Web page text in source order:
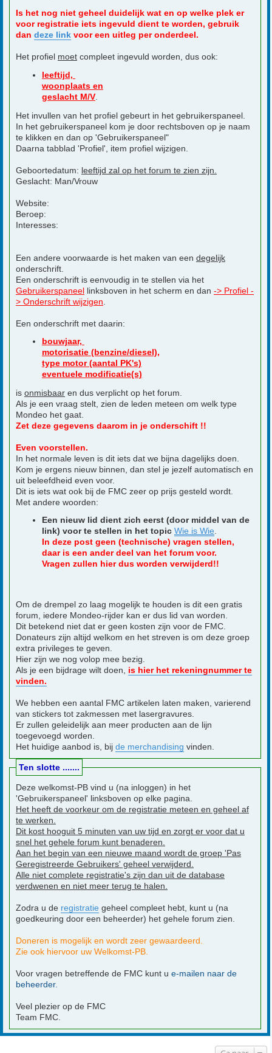
Is het nog niet geheel duidelijk wat en op welke plek er
voor registratie iets ingevuld dient te worden, gebruik
dan deze link voor een uitleg per onderdeel.
Het profiel moet compleet ingevuld worden, dus ook:
leeftijd,
woonplaats en
geslacht M/V.
Het invullen van het profiel gebeurt in het gebruikerspaneel.
In het gebruikerspaneel kom je door rechtsboven op je naam
te klikken en dan op 'Gebruikerspaneel"
Daarna tabblad 'Profiel', item profiel wijzigen.
Geboortedatum: leeftijd zal op het forum te zien zijn.
Geslacht: Man/Vrouw
Website:
Beroep:
Interesses:
Een andere voorwaarde is het maken van een degelijk
onderschrift.
Een onderschrift is eenvoudig in te stellen via het
Gebruikerspaneel linksboven in het scherm en dan -> Profiel -
> Onderschrift wijzigen
Een onderschrift met daarin:
bouwjaar,
motorisatie (benzine/diesel),
type motor (aantal PK's)
eventuele modificatie(s)
is onmisbaar en dus verplicht op het forum.
Als je een vraag stelt, zien de leden meteen om welk type
Mondeo het gaat.
Zet deze gegevens daarom in je onderschift !!
Even voorstellen.
In het normale leven is dit iets dat we bijna dagelijks doen.
Kom je ergens nieuw binnen, dan stel je jezelf automatisch en
uit beleefdheid even voor.
Dit is iets wat ook bij de FMC zeer op prijs gesteld wordt.
Met andere woorden:
Een nieuw lid dient zich eerst (door middel van de
link) voor te stellen in het topic Wie is Wie.
In deze post geen (technische) vragen stellen,
daar is een ander deel van het forum voor.
Vragen zullen hier dus worden verwijderd!!
Om de drempel zo laag mogelijk te houden is dit een gratis
forum, iedere Mondeo-rijder kan er dus lid van worden.
Dit betekend niet dat er geen kosten zijn voor de FMC.
Donateurs zijn altijd welkom en het streven is om deze groep
extra privileges te geven.
Hier zijn we nog volop mee bezig.
Als je een bijdrage wilt doen, is hier het rekeningnummer te
vinden.
We hebben een aantal FMC artikelen laten maken, varierend
van stickers tot zakmessen met lasergravures.
Er zullen geleidelijk aan meer producten aan de lijn
toegevoegd worden.
Het huidige aanbod is, bij de merchandising vinden.
Ten slotte .......
Deze welkomst-PB vind u (na inloggen) in het
'Gebruikerspaneel' linksboven op elke pagina.
Het heeft de voorkeur om de registratie meteen en geheel af
te werken.
Dit kost hooguit 5 minuten van uw tijd en zorgt er voor dat u
snel het gehele forum kunt benaderen.
Aan het begin van een nieuwe maand wordt de groep 'Pas
Geregistreerde Gebruikers' geheel verwijderd.
Alle niet complete registratie's zijn dan uit de database
verdwenen en niet meer terug te halen.
Zodra u de registratie geheel compleet hebt, kunt u (na
goedkeuring door een beheerder) het gehele forum zien.
Doneren is mogelijk en wordt zeer gewaardeerd.
Zie ook hiervoor uw Welkomst-PB.
Voor vragen betreffende de FMC kunt u e-mailen naar de
beheerder.
Veel plezier op de FMC
Team FMC.